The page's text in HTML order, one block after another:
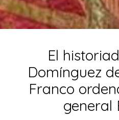
El
Domínguez
Franco
general